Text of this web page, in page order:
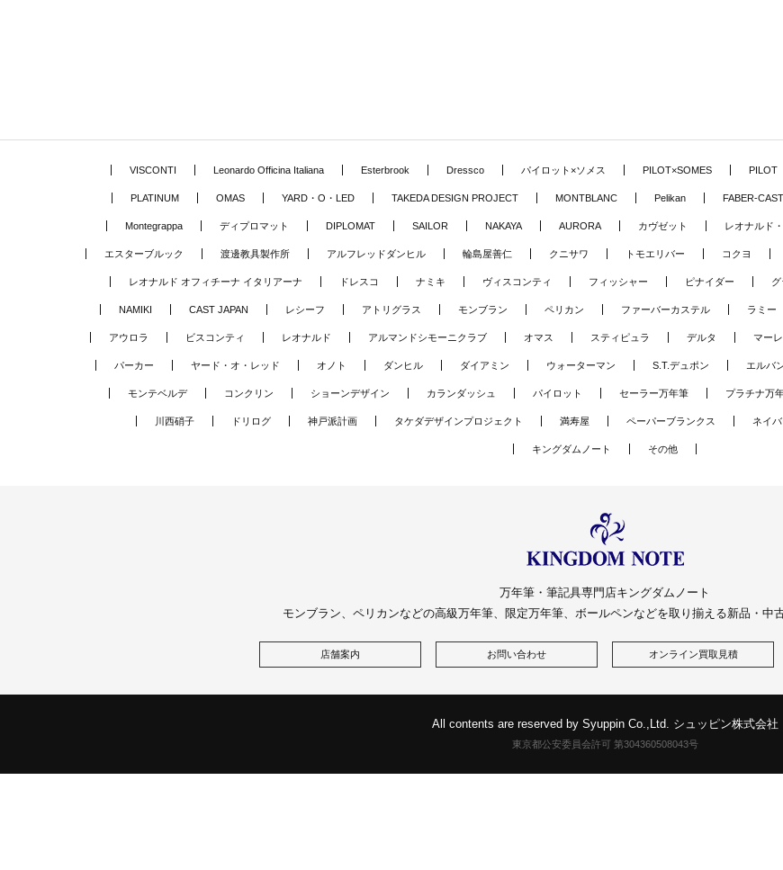
VISCONTI Leonardo Officina Italiana Esterbrook Dressco パイロット×ソメス PILOT×SOMES PILOT
PLATINUM OMAS YARD・O・LED TAKEDA DESIGN PROJECT MONTBLANC Pelikan FABER-
Montegrappa ディプロマット DIPLOMAT SAILOR NAKAYA AURORA カヴゼット レオナルド
エスターブルック 渡邊教具製作所 アルフレッドダンヒル 輪島屋善仁 クニサワ トモエリバー コクヨ
レオナルド オフィチーナ イタリアーナ ドレスコ ナミキ ヴィスコンティ フィッシャー ピナイダー
NAMIKI CAST JAPAN レシーフ アトリグラス モンブラン ペリカン ファーバーカステル ラミー
アウロラ ビスコンティ レオナルド アルマンドシモーニクラブ オマス スティピュラ デルタ マー
パーカー ヤード・オ・レッド オノト ダンヒル ダイアミン ウォーターマン S.T.デュポン エルバ
モンテベルデ コンクリン ショーンデザイン カランダッシュ パイロット セーラー万年筆 プラチナ万
川西硝子 ドリログ 神戸派計画 タケダデザインプロジェクト 満寿屋 ペーパーブランクス ネイ
キングダムノート その他
万年筆・筆記具専門店キングダムノート
モンブラン、ペリカンなどの高級万年筆、限定万年筆、ボールペンなどを取り揃える新品・中
店舗案内 お問い合わせ オンライン買取見積
All contents are reserved by Syuppin Co.,Ltd. シュッピン株式会社
東京都公安委員会許可 第304360508043号